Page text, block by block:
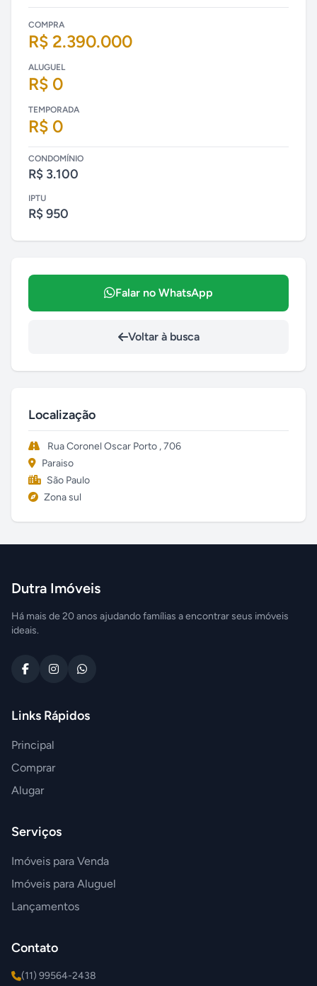
COMPRA
R$ 2.390.000
ALUGUEL
R$ 0
TEMPORADA
R$ 0
CONDOMÍNIO
R$ 3.100
IPTU
R$ 950
Falar no WhatsApp
Voltar à busca
Localização
Rua Coronel Oscar Porto , 706
Paraiso
São Paulo
Zona sul
Dutra Imóveis
Há mais de 20 anos ajudando famílias a encontrar seus imóveis
ideais.
Links Rápidos
Principal
Comprar
Alugar
Serviços
Imóveis para Venda
Imóveis para Aluguel
Lançamentos
Contato
(11) 99564-2438